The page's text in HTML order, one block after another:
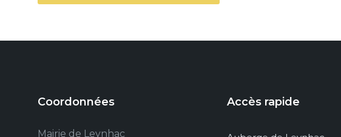
Coordonnées
Mairie de Leynhac
Accès rapide